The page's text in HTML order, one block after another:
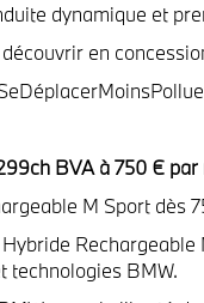
dynamique et
en
BVA à 750 €
M Sport dès
technologies BMW.